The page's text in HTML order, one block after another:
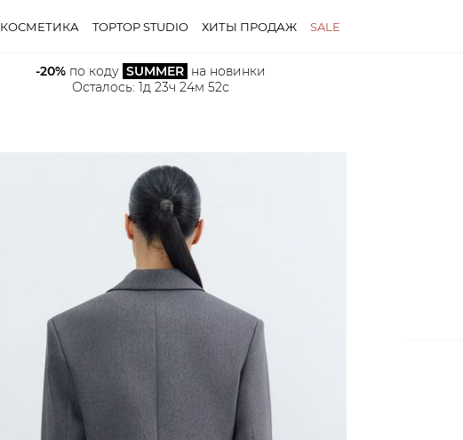
КОСМЕТИКА TOPTOP STUDIO ХИТЫ ПРОДАЖ SALE
-20% по коду SUMMER на новинки
Осталось: 1д 23ч 24м 51с